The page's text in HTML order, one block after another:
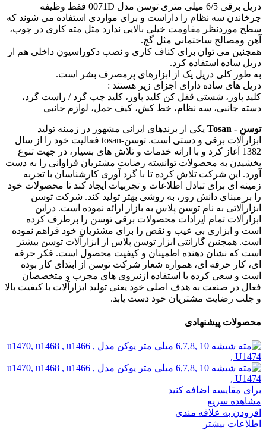
دریل برقی 6/5 میلی متری توسن مدل 0071D فقط وظیفه
چرخاندن سه نظام را داراست و برای مواردی استفاده می شوند که
سطح موردنظر مقاومت خیلی بالایی ندارد مثل مته کاری در چوب،
آهن ومصالح ساختمانی مثل گچ.
همچنین می توان برای کناف کاری و نصب دکوراسیون داخلی هم از
دریل ساده استفاده کرد.
به طور کلی دریل یک از ابزارهای پرمصرف بشر است.
دریل های ساده دارای اجزای زیر هستند :
کلید پاور، شستی قفل کن کلید پاور، کلید چپ گرد / راست گرد،
دسته جانبی، سه نظام، خط کش، کیف حمل، لوازم جانبی
توسن - Tosan
یکی از برندهای ایرانی مشهور در زمینه تولید
ابزارآلات برقی و دستی است. توسن-tosan فعالیت خود را از سال
1382 آغاز کرد و با ارائه خدمات و تلاش های بسیار، در جهت تنوع
بخشیدن به محصولات توانسته رضایت مشتریان فراوانی را به دست
آورد. این شرکت تلاش کرده تا با گرد آوری کارشناسان با تجربه
زمینه ای برای تبادل اطلاعات و تجربیات ایجاد کند تا محصولات خود
را بر مبنای دانش روز، به روشی بهتر تولید کند. شرکت توسن
ابزارآلاتی به نام توسن پلاس به بازار ارائه نموده است. دراین
ابزارآلات تمام ایرادات محصولات برقی توسن را برطرف کرده
است و ابزاری بی عیب و نقص را برای مشتریان خود فراهم نموده
است. همچنین گارانتی ابزار توسن پلاس از ابزارآلات توسن بیشتر
است که نشان دهنده اطمینان و کیفیت محصول است. فکر حرفه
ای، کار حرفه ای، همواره شعار شرکت توسن از ابتدای کار بوده
است و سعی کرده با استفاده ازنیروی های مجرب و متخصصان
فعال در صنعت به هدف اصلی خود یعنی تولید ابزارآلات با کیفیت بالا
و جلب رضایت مشتریان خود دست یابد.
محصولات پیشنهادی
برای مقایسه اضافه کنید
مشاهده سریع
افزودن به علاقه مندی
اطلاعات بیشتر